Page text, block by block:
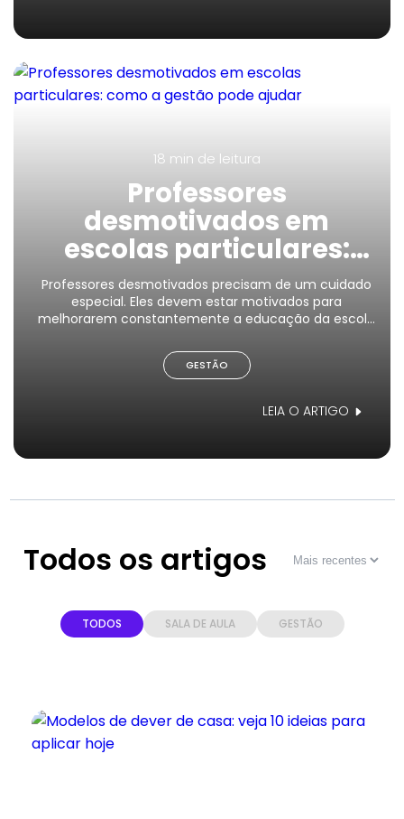
GESTÃO
Professores
desmotivados em
escolas particulares:
como a gestão pode
ajudar
Professores desmotivados precisam de um cuidado
especial. Eles devem estar motivados para
melhorarem constantemente a educação da escola
18 min de leitura
LEIA O ARTIGO
Todos os artigos
TODOS SALA DE AULA GESTÃO